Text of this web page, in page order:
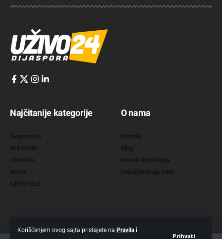
Korišćenjem ovog sajta pristajete na Pravila i
Prihvati
Najčitanije kategorije O nama